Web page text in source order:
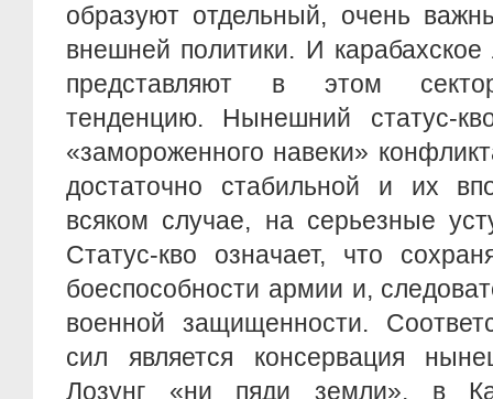
образуют отдельный, очень
внешней политики. И
представляют в этом
тенденцию. Нынешний статус-
«замороженного навеки»
достаточно стабильной и их
всяком случае, на серьезные
Статус-кво означает, что
боеспособности армии и,
военной защищенности.
сил является консервация
Лозунг «ни пяди земли», в